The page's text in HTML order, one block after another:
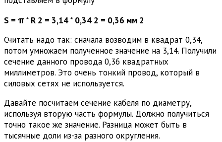
S = π * R 2 = 3,14 * 0,34 2 = 0,36 мм 2
Считать надо так: сначала возводим в квадрат 0,34,
потом умножаем полученное значение на 3,14. Получили
сечение данного провода 0,36 квадратных
миллиметров. Это очень тонкий провод, который в
силовых сетях не используется.
Давайте посчитаем сечение кабеля по диаметру,
используя вторую часть формулы. Должно получиться
точно такое же значение. Разница может быть в
тысячные доли из-за разного округления.